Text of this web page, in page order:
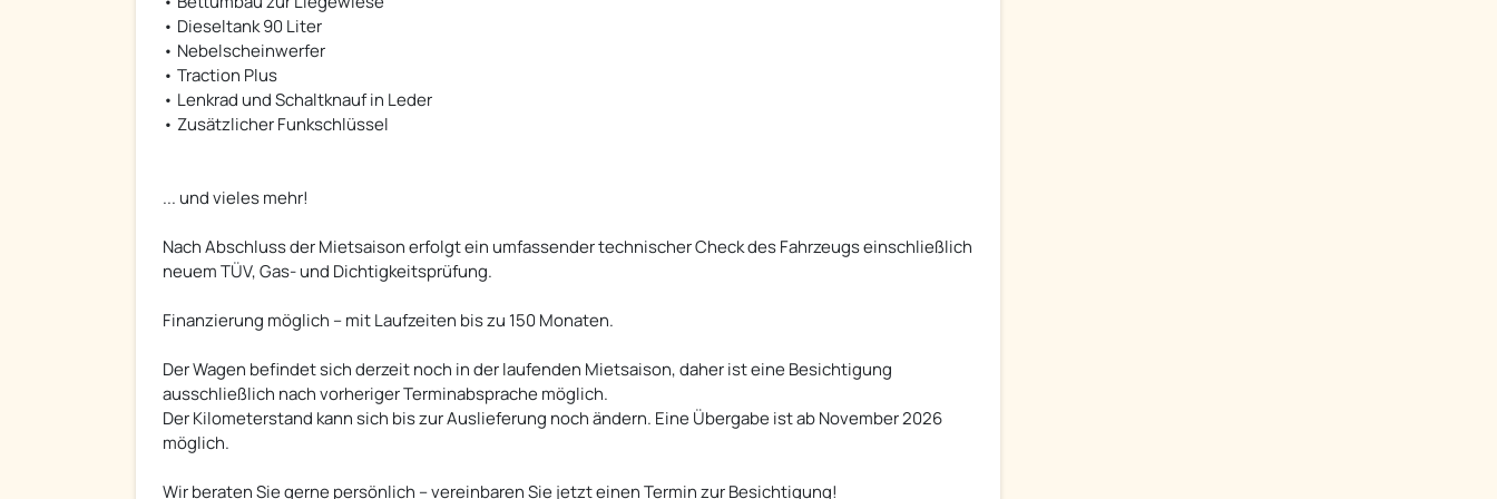
• Dieseltank 90 Liter
• Nebelscheinwerfer
• Traction Plus
• Lenkrad und Schaltknauf in Leder
• Zusätzlicher Funkschlüssel
... und vieles mehr!
Nach Abschluss der Mietsaison erfolgt ein umfassender technischer Check des Fahrzeugs einschließlich
neuem TÜV, Gas- und Dichtigkeitsprüfung.
Finanzierung möglich – mit Laufzeiten bis zu 150 Monaten.
Der Wagen befindet sich derzeit noch in der laufenden Mietsaison, daher ist eine Besichtigung
ausschließlich nach vorheriger Terminabsprache möglich.
Der Kilometerstand kann sich bis zur Auslieferung noch ändern. Eine Übergabe ist ab November 2026
möglich.
Wir beraten Sie gerne persönlich – vereinbaren Sie jetzt einen Termin zur Besichtigung!